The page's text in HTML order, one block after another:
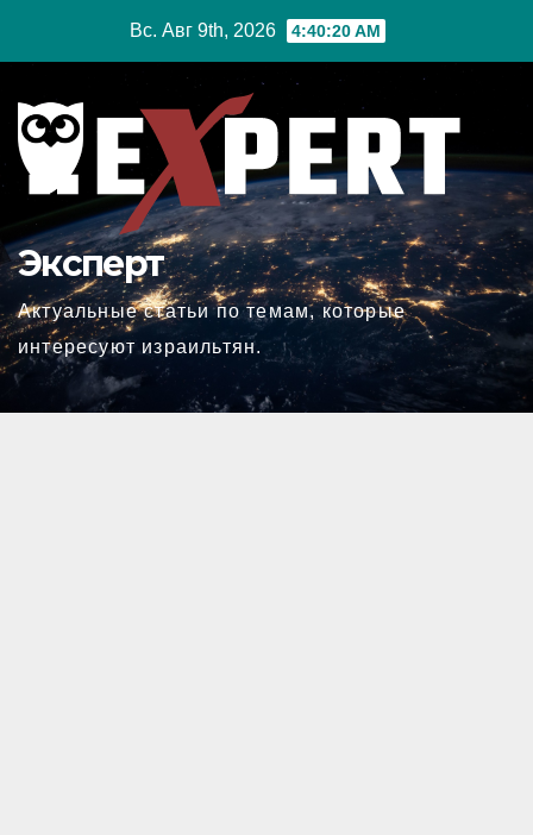
Вс. Авг 9th, 2026 4:40:21 AM
Эксперт
Актуальные статьи по темам, которые
интересуют израильтян.